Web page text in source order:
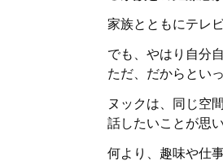
家族とともにテレ
でも、やはり自分
ただ、だからとい
ヌックは、同じ空
話したいことが思
何より、趣味や仕